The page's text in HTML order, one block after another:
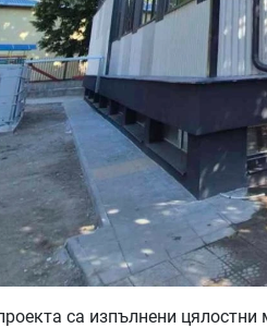
са изпълнени